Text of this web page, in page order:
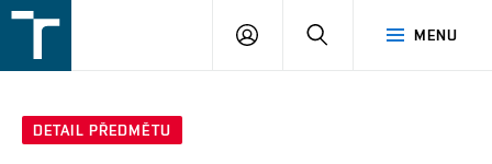
v
MENU
PŘIHLÁŠENÍ
DETAIL PŘEDMĚTU